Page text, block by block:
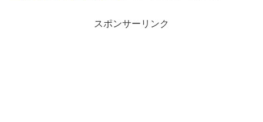
スポンサーリンク